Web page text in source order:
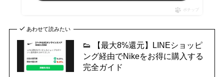
ポチップ
あわせて読みたい
👟 【最大8%還元】LINEショッピ
ング経由でNikeをお得に購入する
完全ガイド